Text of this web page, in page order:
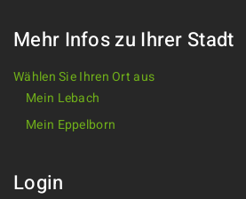
Mehr Infos zu Ihrer Stadt
Wählen Sie Ihren Ort aus
Mein Lebach
Mein Eppelborn
Login